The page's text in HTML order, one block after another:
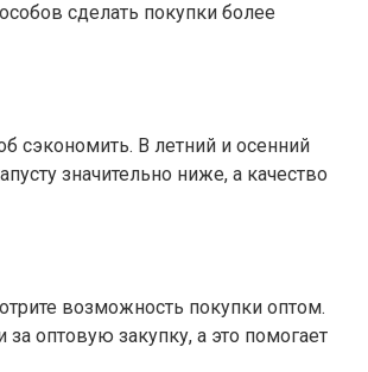
сделать покупки более
сэкономить. В летний и осенний
значительно ниже, а качество
возможность покупки оптом.
оптовую закупку, а это помогает